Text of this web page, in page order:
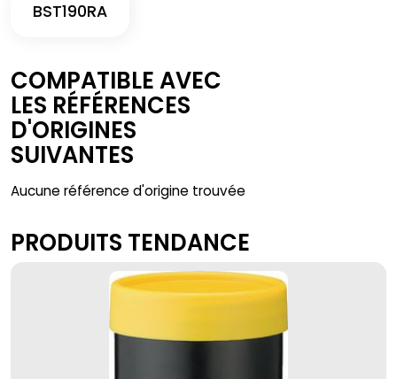
BST190RA
COMPATIBLE AVEC
LES RÉFÉRENCES
D'ORIGINES
SUIVANTES
Aucune référence d'origine trouvée
PRODUITS TENDANCE